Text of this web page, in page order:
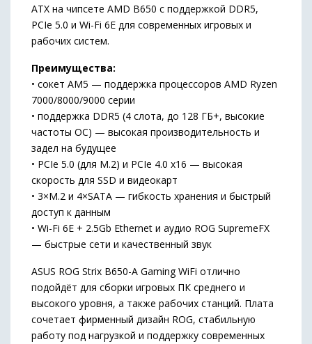
ATX на чипсете AMD B650 с поддержкой DDR5,
PCIe 5.0 и Wi-Fi 6E для современных игровых и
рабочих систем.
Преимущества:
• сокет AM5 — поддержка процессоров AMD Ryzen
7000/8000/9000 серии
• поддержка DDR5 (4 слота, до 128 ГБ+, высокие
частоты OC) — высокая производительность и
задел на будущее
• PCIe 5.0 (для M.2) и PCIe 4.0 x16 — высокая
скорость для SSD и видеокарт
• 3×M.2 и 4×SATA — гибкость хранения и быстрый
доступ к данным
• Wi-Fi 6E + 2.5Gb Ethernet и аудио ROG SupremeFX
— быстрые сети и качественный звук
ASUS ROG Strix B650-A Gaming WiFi отлично
подойдёт для сборки игровых ПК среднего и
высокого уровня, а также рабочих станций. Плата
сочетает фирменный дизайн ROG, стабильную
работу под нагрузкой и поддержку современных